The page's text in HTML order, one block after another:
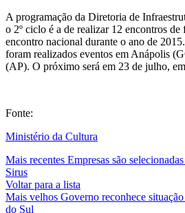
A programação da Diretoria de
o 2º ciclo é a de realizar 12 encontros
encontro nacional durante o ano de
foram realizados eventos em Anápolis
(AP). O próximo será em 23 de julho,
Fonte:
Ministério da Cultura
Mais recentes Empresas são
Sirus
Voltar para a lista
Mais velhos Governo reconhece
do Sul